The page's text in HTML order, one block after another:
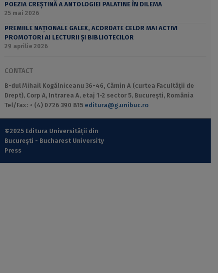
POEZIA CREȘTINĂ A ANTOLOGIEI PALATINE ÎN DILEMA
25 mai 2026
PREMIILE NAȚIONALE GALEX, ACORDATE CELOR MAI ACTIVI
PROMOTORI AI LECTURII ȘI BIBLIOTECILOR
29 aprilie 2026
CONTACT
B-dul Mihail Kogălniceanu 36-46, Cămin A (curtea Facultății de
Drept), Corp A, Intrarea A, etaj 1-2 sector 5, București, România
Tel/Fax: + (4) 0726 390 815 editura@g.unibuc.ro
©2025 Editura Universității din
București - Bucharest University
Press